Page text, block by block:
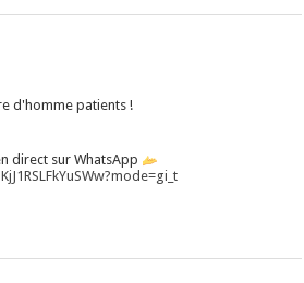
d'homme patients !
direct sur WhatsApp